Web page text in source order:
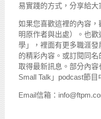
易實踐的方式，分享給大
如果您喜歡這裡的內容
明原作者與出處）。也
學」，裡面有更多職涯
的精彩內容。或訂閱同名
取得最新訊息。部分內
Small Talk」podcast節目
Email信箱：